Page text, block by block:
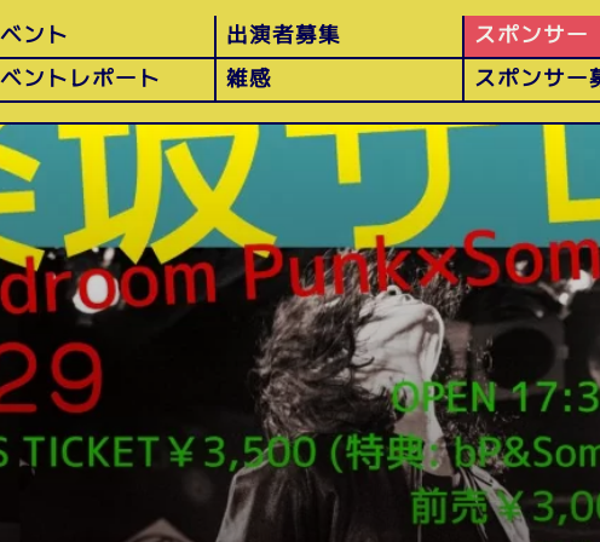
ント 出演者募集 スポンサー
ントレポート
雑感 スポンサー